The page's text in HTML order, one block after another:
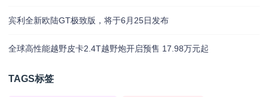
宾利全新欧陆GT极致版，将于6月25日发布
全球高性能越野皮卡2.4T越野炮开启预售 17.98万元起
TAGS标签